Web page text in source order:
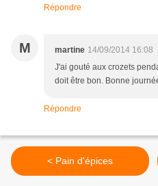
Répondre
M martine 14/09/2014 16:08
J'ai gouté aux crozets
doit être bon. Bonne
Répondre
< Pain d'épices